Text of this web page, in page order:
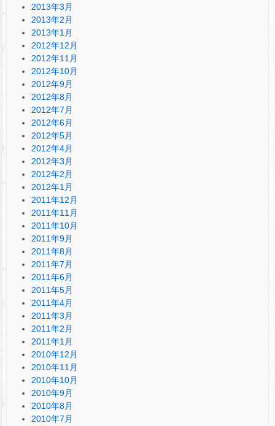
2013年3月
2013年2月
2013年1月
2012年12月
2012年11月
2012年10月
2012年9月
2012年8月
2012年7月
2012年6月
2012年5月
2012年4月
2012年3月
2012年2月
2012年1月
2011年12月
2011年11月
2011年10月
2011年9月
2011年8月
2011年7月
2011年6月
2011年5月
2011年4月
2011年3月
2011年2月
2011年1月
2010年12月
2010年11月
2010年10月
2010年9月
2010年8月
2010年7月